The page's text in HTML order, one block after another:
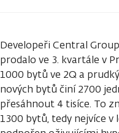
Developeři Central
prodalo ve 3. kvartále v
1000 bytů ve 2Q a
nových bytů činí 2700
přesáhnout 4 tisíce. To
1300 bytů, tedy nejvíce